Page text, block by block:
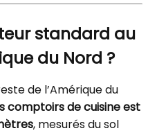
standard au
du Nord ?
de l’Amérique du
comptoirs de cuisine est
, mesurés du sol